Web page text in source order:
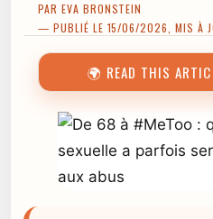
PAR EVA BRONSTEIN
— PUBLIÉ LE 15/06/2026, MIS À
🌍 READ THIS